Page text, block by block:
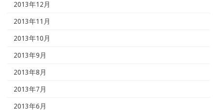
2013年12月
2013年11月
2013年10月
2013年9月
2013年8月
2013年7月
2013年6月